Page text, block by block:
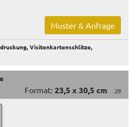
Muster & Anfrage
Visitenkartenschlitze,
Format: 23,5 x 30,5 cm .29